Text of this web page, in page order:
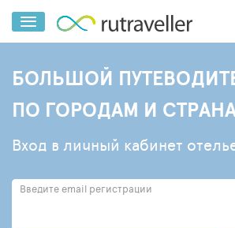
БОЛЬШОЙ
ПО ГОРОДАМ И
Вход в личный кабинет
Введите email регистрации